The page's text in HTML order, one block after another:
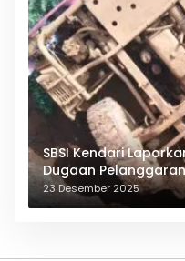
SBSI Kendari
Dugaan
23 Desember 2025